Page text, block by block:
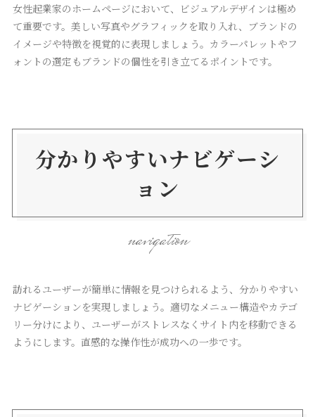
女性起業家のホームページにおいて、ビジュアルデザインは極め
て重要です。美しい写真やグラフィックを取り入れ、ブランドの
イメージや特徴を視覚的に表現しましょう。カラーパレットやフ
ォントの選定もブランドの個性を引き立てるポイントです。
分かりやすいナビゲーシ
ョン
navigation
訪れるユーザーが簡単に情報を見つけられるよう、分かりやすい
ナビゲーションを実現しましょう。適切なメニュー構造やカテゴ
リー分けにより、ユーザーがストレスなくサイト内を移動できる
ようにします。直感的な操作性が成功への一歩です。